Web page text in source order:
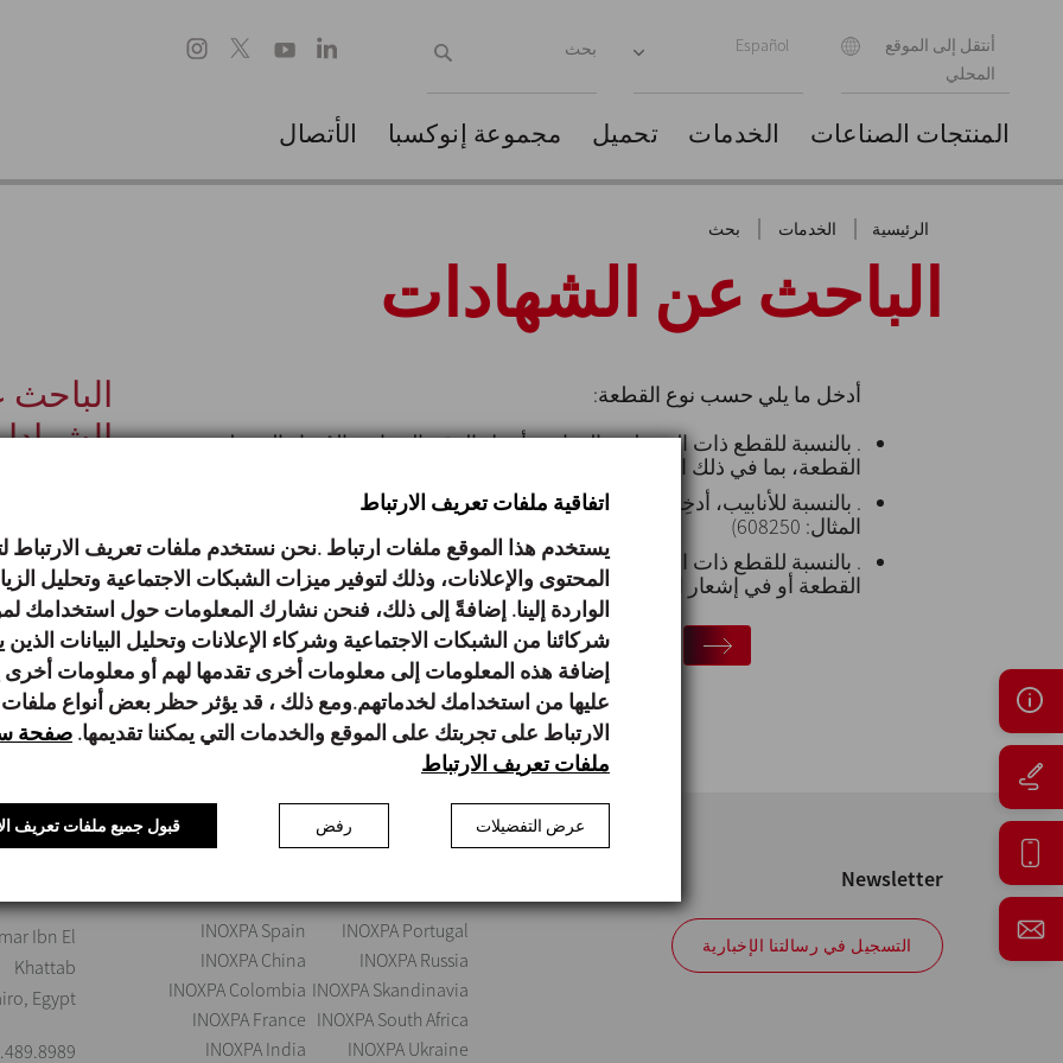
أنتقل إلى الموقع
المحلي
Español
المنتجات الصناعات الخدمات تحميل مجموعة إنوكسبا الأتصال
الرئيسية | الخدمات | بحث
الباحث عن الشهادات
أدخل ما يلي حسب نوع القطعة:
. بالنسبة للقطع ذات التشطيب الغذائية، أدخِل الرقم الحراري المُشار إليه على
القطعة، بما في ذلك الحروف HT (على سبيل المثال: HT S5874)
. بالنسبة للأنابيب، أدخِل الرقم الحراري المُشار إليه على الأنبوب (على سبيل
المثال: 608250)
. بالنسبة للقطع ذات التشطيب الصيدلانية، أدخِل رقم الدفعة المُشار إليه على
القطعة أو في إشعار التسليم أو في الفاتورة (على سبيل المثال: IP2200003)
Ibn El
Khattab
Egypt
INOXPA Spain
INOXPA China
INOXPA Colombia
INOXPA France
INOXPA India
INOXPA Portugal
INOXPA Russia
INOXPA Skandinavia
INOXPA South Africa
INOXPA Ukraine
Newsletter
التسجيل في رسالتنا الإخبارية
اتفاقية ملفات تعريف الارتباط
يستخدم هذا الموقع ملفات ارتباط .نحن نستخدم ملفات تعريف
المحتوى والإعلانات، وذلك لتوفير ميزات الشبكات الاجتماعية وتحليل
الواردة إلينا. إضافةً إلى ذلك، فنحن نشارك المعلومات حول استخدامك
شركائنا من الشبكات الاجتماعية وشركاء الإعلانات وتحليل البيانات الذين
إضافة هذه المعلومات إلى معلومات أخرى تقدمها لهم أو معلومات
عليها من استخدامك لخدماتهم.ومع ذلك ، قد يؤثر حظر بعض أنواع
الارتباط على تجربتك على الموقع والخدمات التي يمكننا تقديمها. صفحة
ملفات تعريف الارتباط
عرض التفضيلات رفض قبول جميع ملفات تعريف